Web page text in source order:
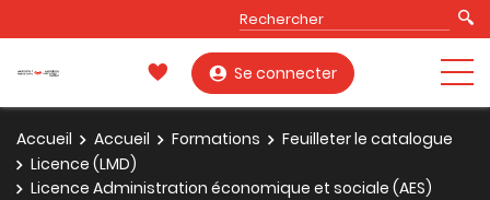
Se connecter
Accueil Accueil Formations
Feuilleter le catalogue
Licence (LMD)
Licence Administration économique et sociale (AES)